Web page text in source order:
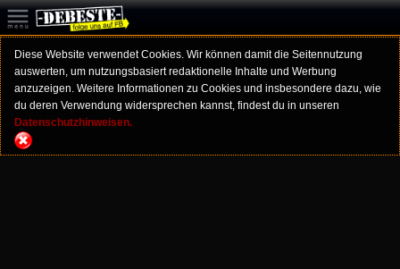
Diese Website verwendet Cookies. Wir können damit die Seitennutzung
auswerten, um nutzungsbasiert redaktionelle Inhalte und Werbung
anzuzeigen. Weitere Informationen zu Cookies und insbesondere dazu, wie
du deren Verwendung widersprechen kannst, findest du in unseren
Datenschutzhinweisen.